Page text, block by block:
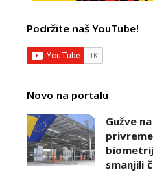
Podržite naš YouTube!
Novo na portalu
Gužve
smanjili